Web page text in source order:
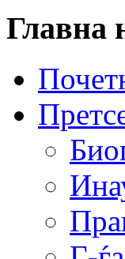
Главна